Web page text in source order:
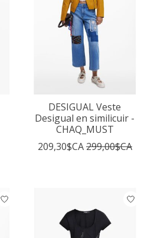
DESIGUAL Veste
Desigual en similicuir -
CHAQ_MUST
209,30$CA299,00$CA